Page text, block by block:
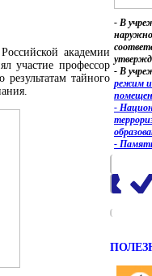
академии
участие профессор
тайного
- В
- В
режим и
-
-